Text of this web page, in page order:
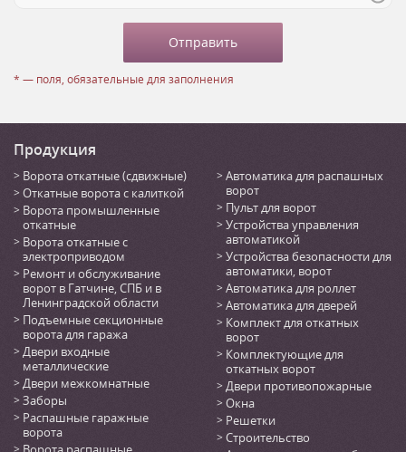
* — поля, обязательные для заполнения
Продукция
Ворота откатные (сдвижные)
Откатные ворота с калиткой
Ворота промышленные
откатные
Ворота откатные с
электроприводом
Ремонт и обслуживание
ворот в Гатчине, СПБ и в
Ленинградской области
Подъемные секционные
ворота для гаража
Двери входные
металлические
Двери межкомнатные
Заборы
Распашные гаражные
ворота
Автоматика для распашных
ворот
Пульт для ворот
Устройства управления
автоматикой
Устройства безопасности для
автоматики, ворот
Автоматика для роллет
Автоматика для дверей
Комплект для откатных
ворот
Комплектующие для
откатных ворот
Двери противопожарные
Окна
Решетки
Строительство